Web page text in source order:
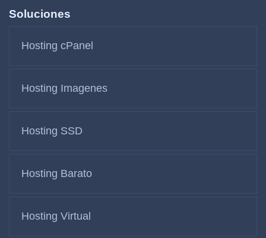
Soluciones
Hosting cPanel
Hosting Imagenes
Hosting SSD
Hosting Barato
Hosting Virtual